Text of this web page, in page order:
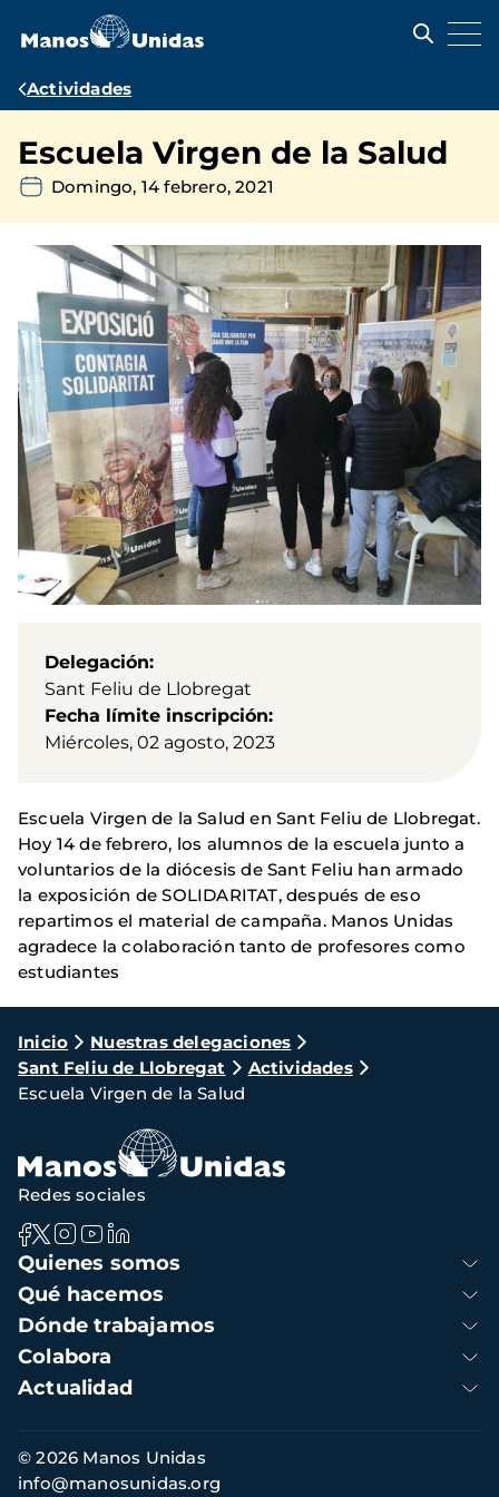
contenido
Ruta
navegación
Actividades
Escuela Virgen de la Salud
Domingo, 14 febrero, 2021
Delegación
Sant Feliu de Llobregat
Fecha límite inscripción
Miércoles, 02 agosto, 2023
Escuela Virgen de la Salud en Sant Feliu de Llobregat.
Hoy 14 de febrero, los alumnos de la escuela junto a
voluntarios de la diócesis de Sant Feliu han armado
la exposición de SOLIDARITAT, después de eso
repartimos el material de campaña. Manos Unidas
agradece la colaboración tanto de profesores como
estudiantes
Ruta
de
navegación
Inicio
Nuestras delegaciones
Sant Feliu de Llobregat
Actividades
Escuela Virgen de la Salud
Navegación
principal
Quienes somos
Qué hacemos
Dónde trabajamos
Colabora
Actualidad
Redes sociales
Información
de
© 2026 Manos Unidas
info@manosunidas.org